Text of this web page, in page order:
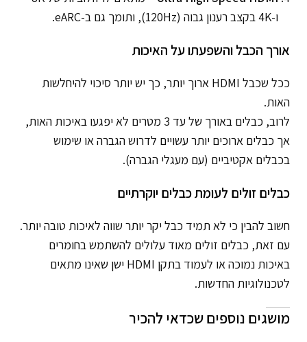
ו-4K בקצב רענון גבוה (120Hz), ותומך גם ב-eARC.
אורך הכבל והשפעתו על האיכות
ככל שכבל HDMI ארוך יותר, כך יש יותר סיכוי להיחלשות
האות.
לרוב, כבלים באורך של עד 3 מטרים לא יפגעו באיכות האות,
אך כבלים ארוכים יותר עשויים לדרוש הגברה או שימוש
בכבלים אקטיביים (עם מעגלי הגברה).
כבלים זולים לעומת כבלים יוקרתיים
חשוב להבין כי לא תמיד כבל יקר יותר שווה לאיכות טובה יותר.
עם זאת, כבלים זולים מאוד עלולים להשתמש בחומרים
באיכות נמוכה או לעמוד בתקן HDMI ישן שאינו מתאים
לטכנולוגיות החדשות.
מושגים נוספים שכדאי להכיר